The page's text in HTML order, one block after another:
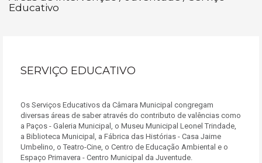
Educativo
SERVIÇO EDUCATIVO
Os Serviços Educativos da Câmara Municipal congregam
diversas áreas de saber através do contributo de valências como
a Paços - Galeria Municipal, o Museu Municipal Leonel Trindade,
a Biblioteca Municipal, a Fábrica das Histórias - Casa Jaime
Umbelino, o Teatro-Cine, o Centro de Educação Ambiental e o
Espaço Primavera - Centro Municipal da Juventude.